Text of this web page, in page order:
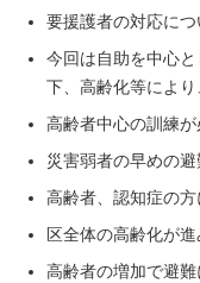
要援護者の対応に
今回は自助を中心
下、高齢化等によ
高齢者中心の訓練が
災害弱者の早めの
高齢者、認知症の
区全体の高齢化が
高齢者の増加で避